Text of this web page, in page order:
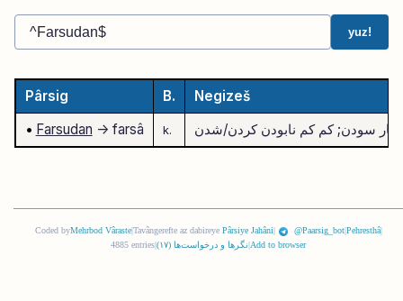
yuz!
Pârsig B.
Negizeš
• Farsudan -> farsâ k. سودن; کم کم نابودن کردن/شدن
Coded byMehrbod Vâraste|Tavângerefte az dabireye Pârsiye Jahâni| @Paarsig_bot|Pehresthâ|
4885 entries
نگرها و درخواست‌ها (١٧) Add to browser